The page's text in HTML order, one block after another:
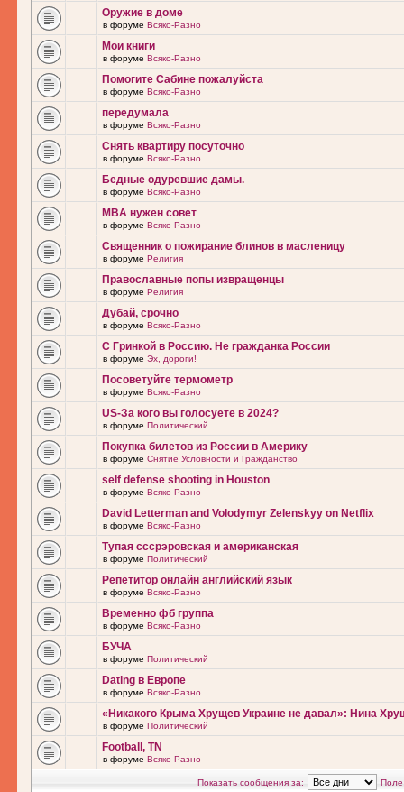
Оружие в доме
в форуме Всяко-Разно
Мои книги
в форуме Всяко-Разно
Помогите Сабине пожалуйста
в форуме Всяко-Разно
передумала
в форуме Всяко-Разно
Снять квартиру посуточно
в форуме Всяко-Разно
Бедные одуревшие дамы.
в форуме Всяко-Разно
MBA нужен совет
в форуме Всяко-Разно
Священник о пожирание блинов в масленицу
в форуме Религия
Православные попы извращенцы
в форуме Религия
Дубай, срочно
в форуме Всяко-Разно
С Гринкой в Россию. Не гражданка России
в форуме Эх, дороги!
Посоветуйте термометр
в форуме Всяко-Разно
US-За кого вы голосуете в 2024?
в форуме Политический
Покупка билетов из России в Америку
в форуме Снятие Условности и Гражданство
self defense shooting in Houston
в форуме Всяко-Разно
David Letterman and Volodymyr Zelenskyy on Netflix
в форуме Всяко-Разно
Тупая сссрэровская и американская
в форуме Политический
Репетитор онлайн английский язык
в форуме Всяко-Разно
Временно фб группа
в форуме Всяко-Разно
БУЧА
в форуме Политический
Dating в Европе
в форуме Всяко-Разно
«Никакого Крыма Хрущев Украине не давал»: Нина
в форуме Политический
Football, TN
в форуме Всяко-Разно
Показать сообщения за: Поле